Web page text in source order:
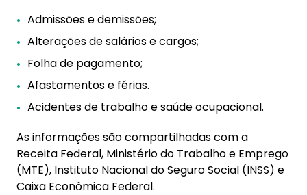
Admissões e demissões;
Alterações de salários e cargos;
Folha de pagamento;
Afastamentos e férias.
Acidentes de trabalho e saúde ocupacional.
As informações são compartilhadas com a
Receita Federal, Ministério do Trabalho e Emprego
(MTE), Instituto Nacional do Seguro Social (INSS) e
Caixa Econômica Federal.